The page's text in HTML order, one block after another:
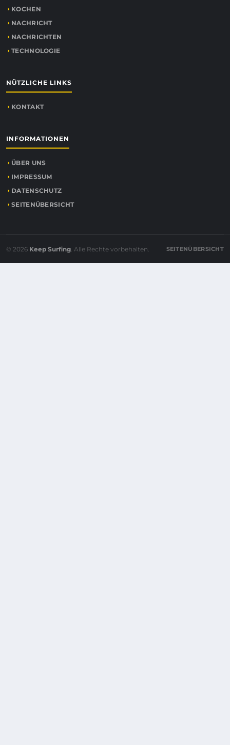
KOCHEN
NACHRICHT
NACHRICHTEN
TECHNOLOGIE
NÜTZLICHE LINKS
KONTAKT
INFORMATIONEN
ÜBER UNS
IMPRESSUM
DATENSCHUTZ
SEITENÜBERSICHT
© 2026 Keep Surfing. Alle Rechte vorbehalten. SEITENÜBERSICHT